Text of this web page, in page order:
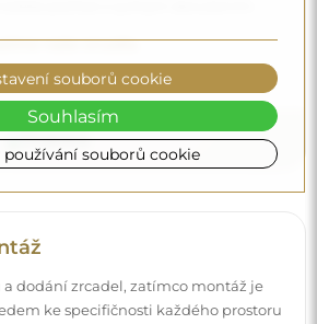
naše zrcadla.
dodání zrcadel, zatímco montáž je
ke specifičnosti každého prostoru
používání souborů cookie
souborů cookie
Souhlasím